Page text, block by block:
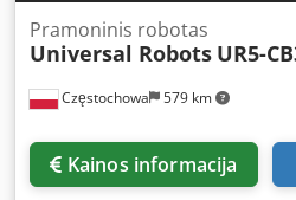
Częstochowa 579 km
Pramoninis robotas
Universal Robots UR5-
Kainos informacija